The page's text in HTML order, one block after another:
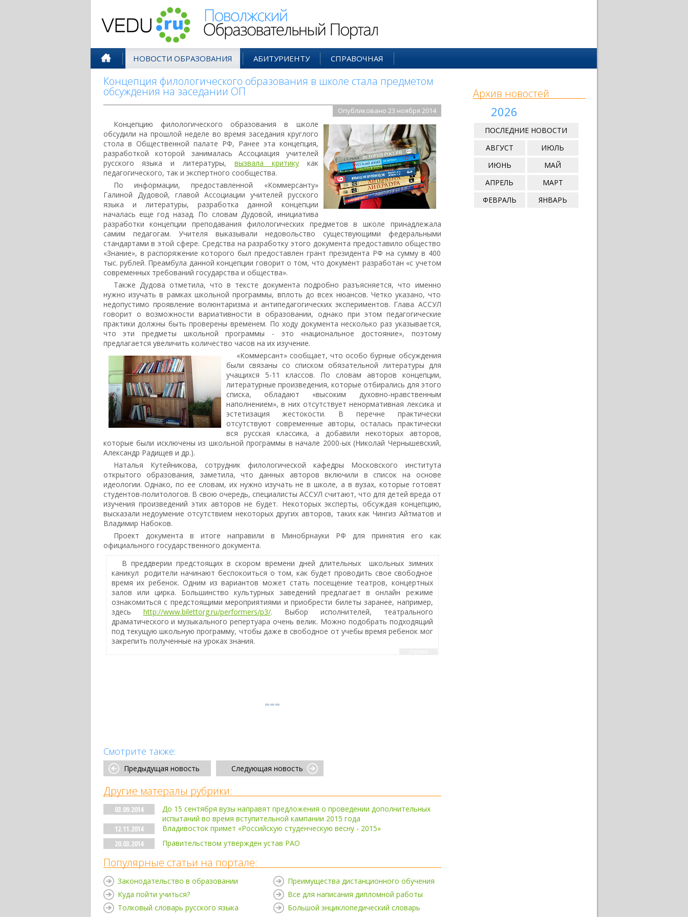
НОВОСТИ ОБРАЗОВАНИЯ АБИТУРИЕНТУ СПРАВОЧНАЯ
Концепция филологического образования в школе стала предметом
обсуждения на заседании ОП
Опубликовано 23 ноября 2014
Концепцию филологического образования в школе
обсудили на прошлой неделе во время заседания круглого
стола в Общественной палате РФ, Ранее эта концепция,
разработкой которой занималась Ассоциация учителей
русского языка и литературы, вызвала критикукак
педагогического, так и экспертного сообщества.
По информации, предоставленной «Коммерсанту»
Галиной Дудовой, главой Ассоциации учителей русского
языка и литературы, разработка данной концепции
началась еще год назад. По словам Дудовой, инициатива
разработки концепции преподавания филологических предметов в школе принадлежала
самим педагогам. Учителя выказывали недовольство существующими федеральными
стандартами в этой сфере. Средства на разработку этого документа предоставило общество
«Знание», в распоряжение которого был предоставлен грант президента РФ на сумму в 400
тыс. рублей. Преамбула данной концепции говорит о том, что документ разработан «с учетом
современных требований государства и общества».
Также Дудова отметила, что в тексте документа подробно разъясняется, что именно
нужно изучать в рамках школьной программы, вплоть до всех нюансов. Четко указано, что
недопустимо проявление волюнтаризма и антипедагогических экспериментов. Глава АССУЛ
говорит о возможности вариативности в образовании, однако при этом педагогические
практики должны быть проверены временем. По ходу документа несколько раз указывается,
что эти предметы школьной программы - это «национальное достояние», поэтому
предлагается увеличить количество часов на их изучение.
«Коммерсант» сообщает, что особо бурные обсуждения
были связаны со списком обязательной литературы для
учащихся 5-11 классов. По словам авторов концепции,
литературные произведения, которые отбирались для этого
списка, обладают «высоким духовно-нравственным
наполнением», в них отсутствует ненормативная лексика и
эстетизация жестокости. В перечне практически
отсутствуют современные авторы, осталась практически
вся русская классика, а добавили некоторых авторов,
которые были исключены из школьной программы в начале 2000-ых (Николай Чернышевский,
Александр Радищев и др.).
Наталья Кутейникова, сотрудник филологической кафедры Московского института
открытого образования, заметила, что данных авторов включили в список на основе
идеологии. Однако, по ее словам, их нужно изучать не в школе, а в вузах, которые готовят
студентов-политологов. В свою очередь, специалисты АССУЛ считают, что для детей вреда от
изучения произведений этих авторов не будет. Некоторых эксперты, обсуждая концепцию,
высказали недоумение отсутствием некоторых других авторов, таких как Чингиз Айтматов и
Владимир Набоков.
Проект документа в итоге направили в Минобрнауки РФ для принятия его как
официального государственного документа.
В преддверии предстоящих в скором времени дней длительных школьных зимних
каникул родители начинают беспокоиться о том, как будет проводить свое свободное
время их ребенок. Одним из вариантов может стать посещение театров, концертных
залов или цирка. Большинство культурных заведений предлагает в онлайн режиме
ознакомиться с предстоящими мероприятиями и приобрести билеты заранее, например,
здесь http://www.bilettorg.ru/performers/p3/. Выбор исполнителей, театрального
драматического и музыкального репертуара очень велик. Можно подобрать подходящий
под текущую школьную программу, чтобы даже в свободное от учебы время ребенок мог
закрепить полученные на уроках знания.
Смотрите также:
Предыдущая новость Следующая новость
Другие матералы рубрики:
03.09.2014
До 15 сентября вузы направят предложения о проведении дополнительных
испытаний во время вступительной кампании 2015 года
12.11.2014
Владивосток примет «Российскую студенческую весну - 2015»
20.03.2014
Правительством утвержден устав РАО
Популярные статьи на портале:
Законодательство в образовании
Куда пойти учиться?
Толковый словарь русского языка
Преимущества дистанционного обучения
Все для написания дипломной работы
Большой энциклопедический словарь
Архив новостей
2026
ПОСЛЕДНИЕ НОВОСТИ
АВГУСТ
ИЮЛЬ
ИЮНЬ
МАЙ
АПРЕЛЬ
МАРТ
ФЕВРАЛЬ
ЯНВАРЬ